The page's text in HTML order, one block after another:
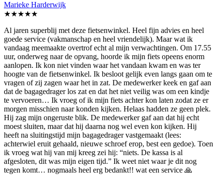
Marieke Harderwijk
★★★★★
Al jaren superblij met deze fietsenwinkel. Heel fijn advies en heel
goede service (vakmanschap en heel vriendelijk). Maar wat ik
vandaag meemaakte overtrof echt al mijn verwachtingen. Om 17.55
uur, onderweg naar de opvang, hoorde ik mijn fiets opeens enorm
aanlopen. Ik kon niet vinden waar het vandaan kwam en was ter
hoogte van de fietsenwinkel. Ik besloot gelijk even langs gaan om te
vragen of zij zagen waar het in zat. De medewerker keek en gaf aan
dat de bagagedrager los zat en dat het niet veilig was om een kindje
te vervoeren… Ik vroeg of ik mijn fiets achter kon laten zodat ze er
morgen misschien naar konden kijken. Helaas hadden ze geen plek.
Hij zag mijn ongeruste blik. De medewerker gaf aan dat hij echt
moest sluiten, maar dat hij daarna nog wel even kon kijken. Hij
heeft na sluitingstijd mijn bagagedrager vastgemaakt (lees:
achterwiel eruit gehaald, nieuwe schroef erop, best een gedoe). Toen
ik vroeg wat hij van mij kreeg zei hij: “niets. De kassa is al
afgesloten, dit was mijn eigen tijd.” Ik weet niet waar je dit nog
tegen komt… nogmaals heel erg bedankt!! wat een service 🙏